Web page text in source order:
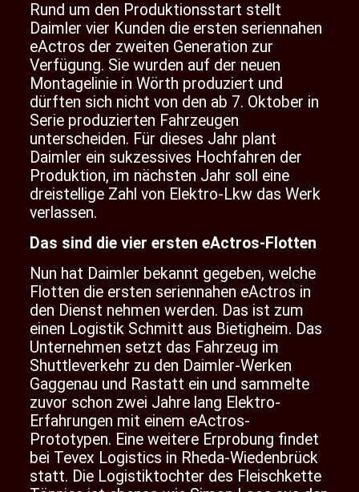
Rund um den Produktionsstart stellt
Daimler vier Kunden die ersten seriennahen
eActros der zweiten Generation zur
Verfügung. Sie wurden auf der neuen
Montagelinie in Wörth produziert und
dürften sich nicht von den ab 7. Oktober in
Serie produzierten Fahrzeugen
unterscheiden. Für dieses Jahr plant
Daimler ein sukzessives Hochfahren der
Produktion, im nächsten Jahr soll eine
dreistellige Zahl von Elektro-Lkw das Werk
verlassen.
Das sind die vier ersten eActros-Flotten
Nun hat Daimler bekannt gegeben, welche
Flotten die ersten seriennahen eActros in
den Dienst nehmen werden. Das ist zum
einen Logistik Schmitt aus Bietigheim. Das
Unternehmen setzt das Fahrzeug im
Shuttleverkehr zu den Daimler-Werken
Gaggenau und Rastatt ein und sammelte
zuvor schon zwei Jahre lang Elektro-
Erfahrungen mit einem eActros-
Prototypen. Eine weitere Erprobung findet
bei Tevex Logistics in Rheda-Wiedenbrück
statt. Die Logistiktochter des Fleischkette